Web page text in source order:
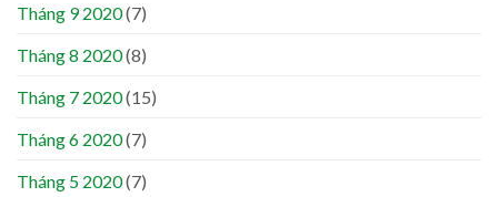
Tháng 9 2020(7)
Tháng 8 2020(8)
Tháng 7 2020(15)
Tháng 6 2020(7)
Tháng 5 2020(7)